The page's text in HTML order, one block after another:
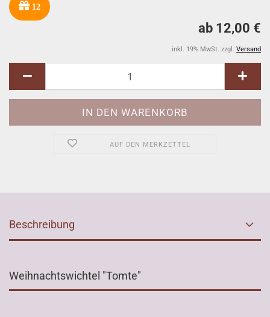
12
ab 12,00 €
inkl. 19% MwSt. zzgl. Versand
AUF DEN MERKZETTEL
Beschreibung
Weihnachtswichtel "Tomte"